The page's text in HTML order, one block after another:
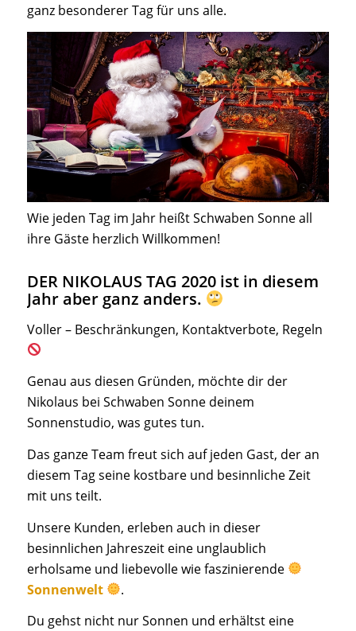
ganz besonderer Tag für uns alle.
Wie jeden Tag im Jahr heißt Schwaben Sonne all
ihre Gäste herzlich Willkommen!
DER NIKOLAUS TAG 2020 ist in diesem
Jahr aber ganz anders.
Voller – Beschränkungen, Kontaktverbote, Regeln
Genau aus diesen Gründen, möchte dir der
Nikolaus bei Schwaben Sonne deinem
Sonnenstudio, was gutes tun.
Das ganze Team freut sich auf jeden Gast, der an
diesem Tag seine kostbare und besinnliche Zeit
mit uns teilt.
Unsere Kunden, erleben auch in dieser
besinnlichen Jahreszeit eine unglaublich
erholsame und liebevolle wie faszinierende
Sonnenwelt
.
Du gehst nicht nur Sonnen und erhältst eine